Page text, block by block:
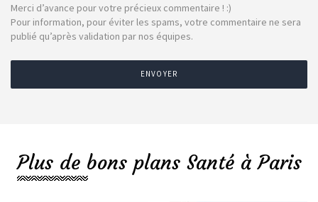
Merci d’avance pour votre précieux commentaire ! :)
Pour information, pour éviter les spams, votre commentaire ne sera
publié qu’après validation par nos équipes.
ENVOYER
Plus de bons plans Santé à Paris